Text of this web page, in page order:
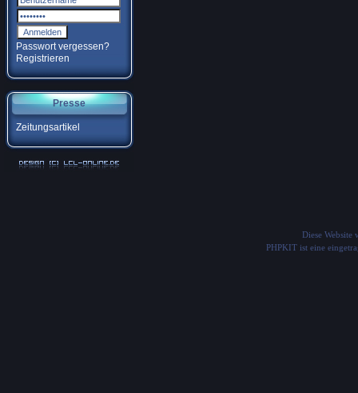
Passwort vergessen?
Registrieren
Presse
Zeitungsartikel
Diese Website
PHPKIT ist eine